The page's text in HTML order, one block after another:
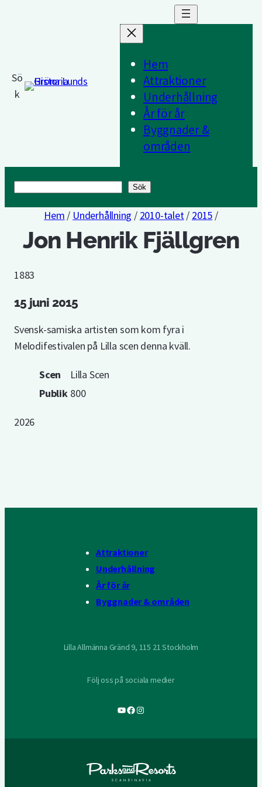
Sö
k
Hem
Attraktioner
Underhållning
År för år
Byggnader &
områden
Sök
Hem / Underhållning / 2010-talet/ 2015 /
Jon Henrik Fjällgren
1883
15 juni 2015
Svensk-samiska artisten som kom fyra i
Melodifestivalen på Lilla scen denna kväll.
Scen
Lilla Scen
Publik 800
2026
Attraktioner
Underhållning
År för år
Byggnader & områden
Lilla Allmänna Gränd 9, 115 21 Stockholm
Följ oss på sociala medier
YouTube
Facebook
Instagram